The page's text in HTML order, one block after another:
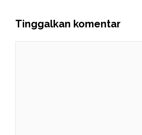
Tinggalkan komentar